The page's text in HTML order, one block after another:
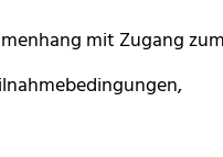
mit Zugang